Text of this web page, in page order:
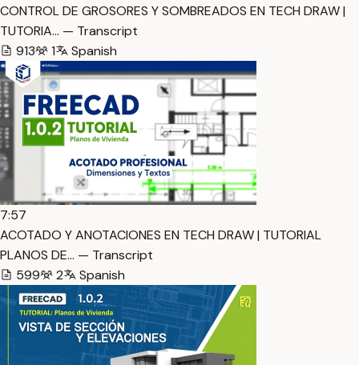
CONTROL DE GROSORES Y SOMBREADOS EN TECH DRAW |
TUTORIA… — Transcript
913
1 Spanish
7:57
ACOTADO Y ANOTACIONES EN TECH DRAW | TUTORIAL
PLANOS DE… — Transcript
599
2 Spanish